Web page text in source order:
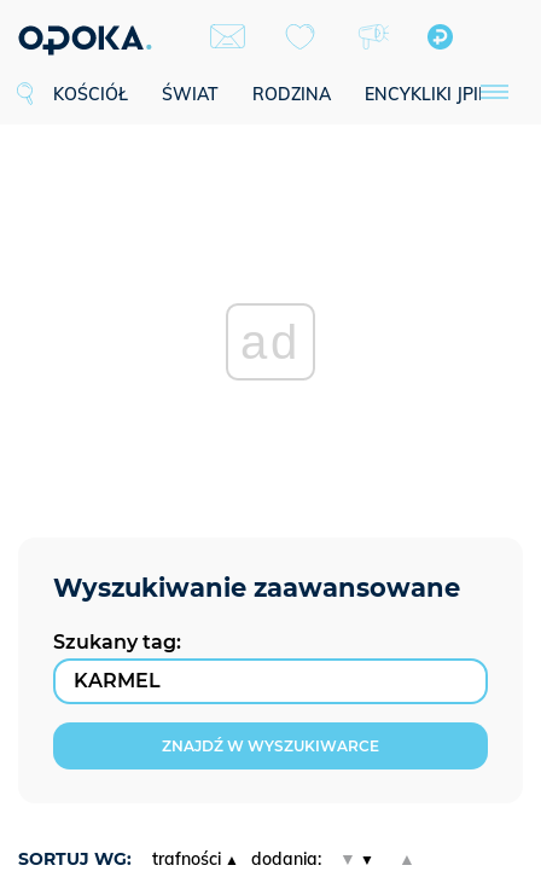
KOŚCIÓŁ ŚWIAT RODZINA ENCYKLIKI JPII
ad
Szukany tag:
ZNAJDŹ W WYSZUKIWARCE
SORTUJ WG: trafności dodania: ▼ ▲